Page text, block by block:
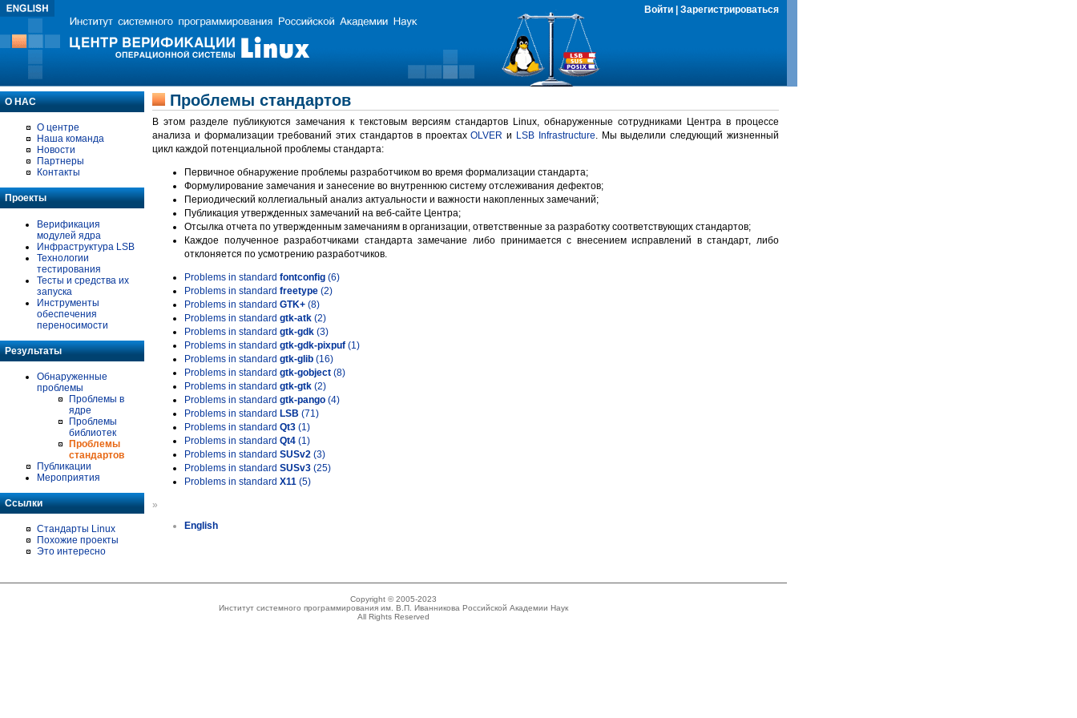
Войти Зарегистрироваться
О НАС
О центре
Наша команда
Новости
Партнеры
Контакты
Проекты
Верификация
модулей ядра
Инфраструктура LSB
Технологии
тестирования
Тесты и средства их
запуска
Инструменты
обеспечения
переносимости
Результаты
Обнаруженные
проблемы
Проблемы в
ядре
Проблемы
библиотек
Проблемы
стандартов
Публикации
Мероприятия
Ссылки
Стандарты Linux
Похожие проекты
Это интересно
Проблемы стандартов
В этом разделе публикуются замечания к текстовым версиям стандартов Linux, обнаруженные сотрудниками Центра в процессе
анализа и формализации требований этих стандартов в проектахOLVER и LSB Infrastructure. Мы выделили следующий жизненный
цикл каждой потенциальной проблемы стандарта:
Первичное обнаружение проблемы разработчиком во время формализации стандарта;
Формулирование замечания и занесение во внутреннюю систему отслеживания дефектов;
Периодический коллегиальный анализ актуальности и важности накопленных замечаний;
Публикация утвержденных замечаний на веб-сайте Центра;
Отсылка отчета по утвержденным замечаниям в организации, ответственные за разработку соответствующих стандартов;
Каждое полученное разработчиками стандарта замечание либо принимается с внесением исправлений в стандарт, либо
отклоняется по усмотрению разработчиков.
Problems in standard fontconfig (6)
Problems in standard freetype (2)
Problems in standard GTK+ (8)
Problems in standard gtk-atk (2)
Problems in standard gtk-gdk (3)
Problems in standard gtk-gdk-pixpuf (1)
Problems in standard gtk-glib (16)
Problems in standard gtk-gobject (8)
Problems in standard gtk-gtk (2)
Problems in standard gtk-pango (4)
Problems in standard LSB (71)
Problems in standard Qt3 (1)
Problems in standard Qt4 (1)
Problems in standard SUSv2 (3)
Problems in standard SUSv3 (25)
Problems in standard X11 (5)
»
English
Copyright © 2005-2023
Институт системного программирования им. В.П. Иванникова Российской Академии Наук
All Rights Reserved